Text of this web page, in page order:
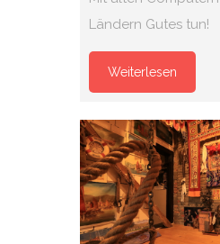
Ländern Gutes tun!
Weiterlesen